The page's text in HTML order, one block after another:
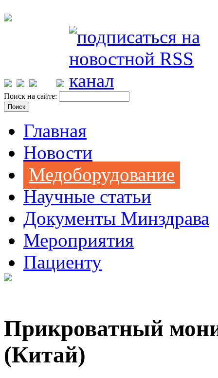
Поиск на сайте:
Главная
Новости
Медоборудование
Научные статьи
Документы Минздрава
Мероприятия
Пациенту
Прикроватный
(Китай)